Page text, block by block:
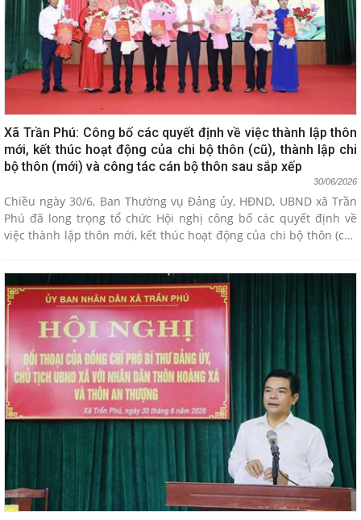
Xã Trần Phú: Công bố các quyết định về việc thành lập thôn
mới, kết thúc hoạt động của chi bộ thôn (cũ), thành lập chi
bộ thôn (mới) và công tác cán bộ thôn sau sắp xếp
30/06/2026
Chiều ngày 30/6, Ban Thường vụ Đảng ủy, HĐND, UBND xã Trần
Phú đã long trọng tổ chức Hội nghị công bố các quyết định về
việc thành lập thôn mới, kết thúc hoạt động của chi bộ thôn (cũ),
Sự kiện đánh dấu bước chuyển mình quan trọng của địa phương
trong việc kiện toàn hệ thống chính trị cơ sở theo hướng tinh
gọn, hiệu lực, hiệu quả và đáp ứng yêu cầu phát triển trong tình
hình mới.